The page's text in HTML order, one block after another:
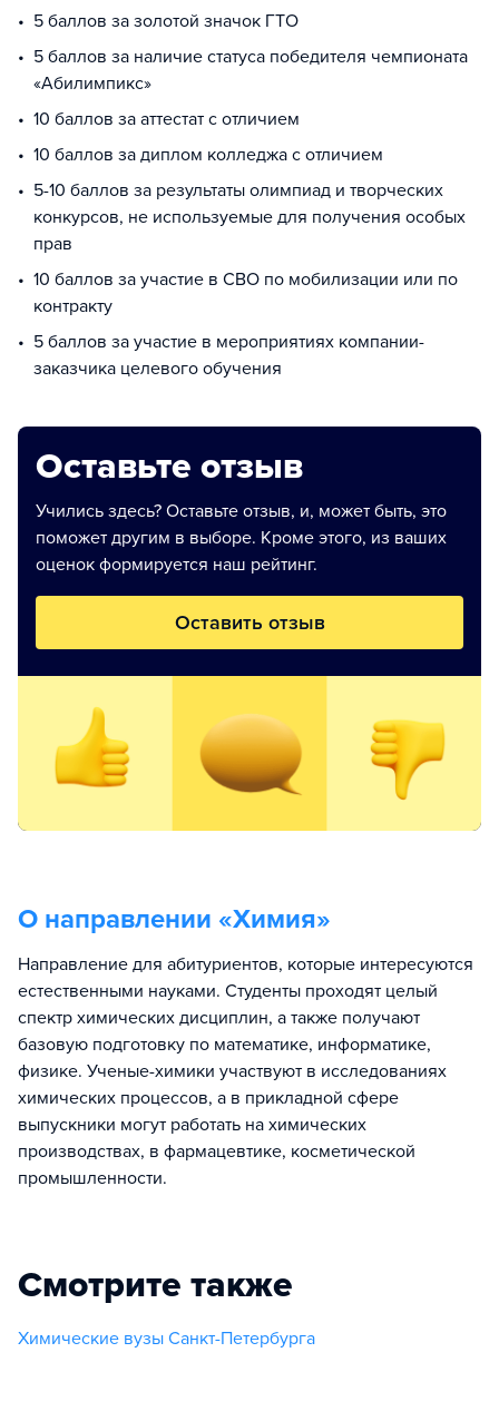
5 баллов за золотой значок ГТО
5 баллов за наличие статуса победителя чемпионата
«Абилимпикс»
10 баллов за аттестат с отличием
10 баллов за диплом колледжа с отличием
5-10 баллов за результаты олимпиад и творческих
конкурсов, не используемые для получения особых
прав
10 баллов за участие в СВО по мобилизации или по
контракту
5 баллов за участие в мероприятиях компании-
заказчика целевого обучения
Оставьте отзыв
Учились здесь? Оставьте отзыв, и, может быть, это
поможет другим в выборе. Кроме этого, из ваших
оценок формируется наш рейтинг.
Оставить отзыв
О направлении «Химия»
Направление для абитуриентов, которые интересуются
естественными науками. Студенты проходят целый
спектр химических дисциплин, а также получают
базовую подготовку по математике, информатике,
физике. Ученые-химики участвуют в исследованиях
химических процессов, а в прикладной сфере
выпускники могут работать на химических
производствах, в фармацевтике, косметической
промышленности.
Смотрите также
Химические вузы Санкт-Петербурга